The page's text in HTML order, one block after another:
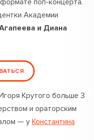
Академии
и Диана
Крутого больше 3
и ораторским
— у Константина